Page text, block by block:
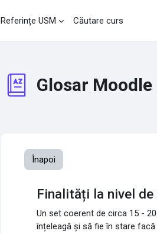
Referințe USM Căutare curs
Glosar Moodle
Înapoi
Finalități la nivel de
Un set coerent de circa 15 -
înțeleagă și să fie în stare